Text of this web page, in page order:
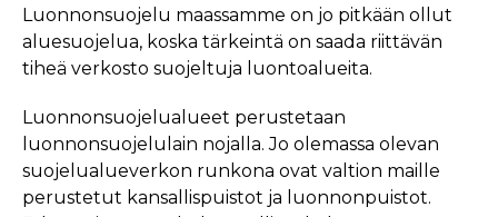
Luonnonsuojelu maassamme on jo pitkään ollut
aluesuojelua, koska tärkeintä on saada riittävän
tiheä verkosto suojeltuja luontoalueita.
Luonnonsuojelualueet perustetaan
luonnonsuojelulain nojalla. Jo olemassa olevan
suojelualueverkon runkona ovat valtion maille
perustetut kansallispuistot ja luonnonpuistot.